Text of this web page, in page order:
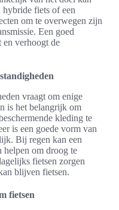
hybride fiets of een
om te overwegen zijn
Een goed
en verhoogt de
vraagt om enige
is het belangrijk om
kleding te
is een goede vorm van
Bij regen kan een
helpen om droog te
fietsen zorgen
blijven fietsen.
fietsen